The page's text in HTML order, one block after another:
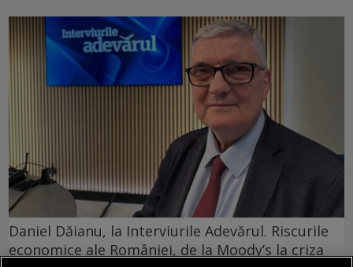
Daniel Dăianu, la Interviurile Adevărul. Riscurile
economice ale României, de la Moody’s la criza